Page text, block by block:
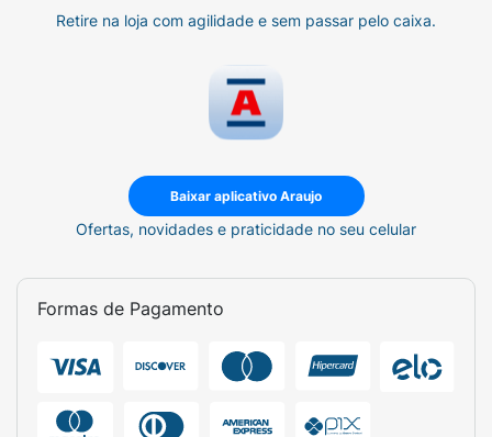
Retire na loja com agilidade e sem passar pelo caixa.
Baixar aplicativo Araujo
Ofertas, novidades e praticidade no seu celular
Formas de Pagamento